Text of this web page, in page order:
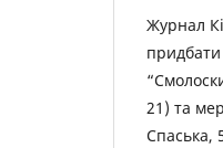
Журнал
придбати
21) та
Спаська,